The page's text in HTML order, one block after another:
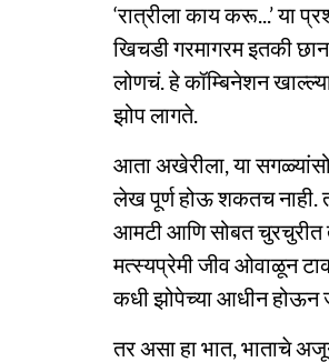
‘रात्रीला काय करू...’ या
खिचडी गरमागरम इतकी
लोणचं. हे कॉम्बिनेशन
झोप लागते.
आता अखेरीला, या
लेख पूर्ण होऊ शकतच नाही.
आमटी आणि सोबत चुरचुरीत
मत्स्यप्रेमी जीव ओवाळून
कधी झोपेच्या आधीन होऊन
तर असा हा भात, भाताचे